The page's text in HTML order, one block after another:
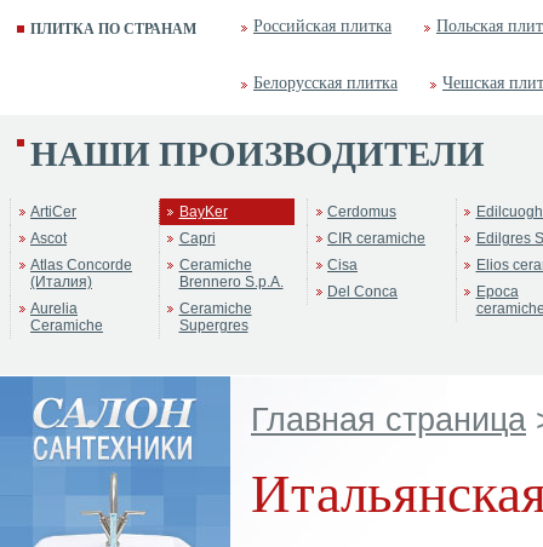
ПЛИТКА ПО СТРАНАМ Российская плитка Польская
Белорусская плитка Чешская
НАШИ ПРОИЗВОДИТЕЛИ
ArtiCer
Ascot
Atlas Concorde
(Италия)
Aurelia
Ceramiche
BayKer
Capri
Ceramiche
Brennero S.p.A.
Ceramiche
Supergres
Cerdomus
CIR ceramiche
Cisa
Del Conca
Edilgres
Elios
Epoca
Главная страница